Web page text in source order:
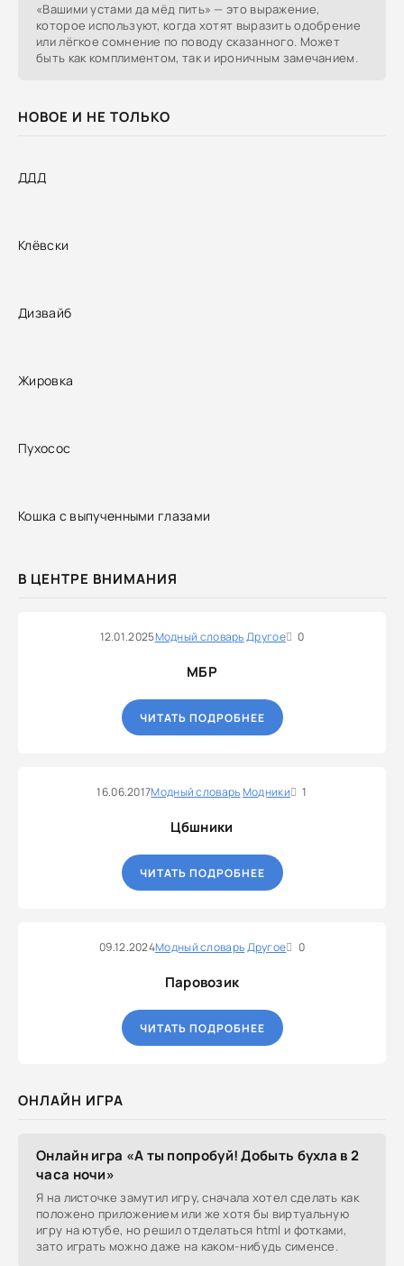
НОВОЕ И НЕ ТОЛЬКО
ДДД
Клёвски
Дизвайб
Жировка
Пухосос
Кошка с выпученными глазами
В ЦЕНТРЕ ВНИМАНИЯ
12.01.2025Модный словарьДругое 0
МБР
ЧИТАТЬ ПОДРОБНЕЕ
16.06.2017Модный словарьМодники 1
Цбшники
ЧИТАТЬ ПОДРОБНЕЕ
09.12.2024Модный словарьДругое 0
Паровозик
ЧИТАТЬ ПОДРОБНЕЕ
ОНЛАЙН ИГРА
Онлайн игра «А ты попробуй! Добыть бухла в 2
часа ночи»
Я на листочке замутил игру, сначала хотел сделать как
положено приложением или же хотя бы виртуальную
игру на ютубе, но решил отделаться html и фотками,
зато играть можно даже на каком-нибудь сименсе.
«Вашими устами да мёд пить» — это выражение,
которое используют, когда хотят выразить одобрение
или лёгкое сомнение по поводу сказанного. Может
быть как комплиментом, так и ироничным замечанием.